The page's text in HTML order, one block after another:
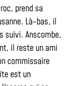
prend sa
Là-bas, il
suivi. Anscombe,
il reste un ami
commissaire
est un